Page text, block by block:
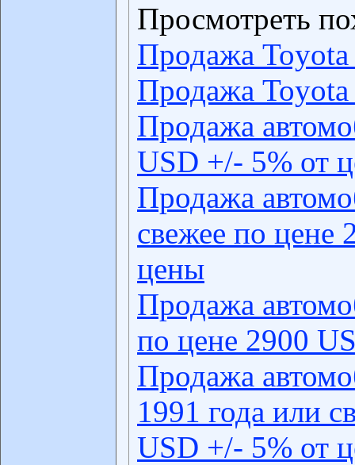
Просмотреть
Продажа
Продажа
Продажа
USD +/- 5% от
Продажа
свежее по цене
цены
Продажа
по цене 2900
Продажа
1991 года или
USD +/- 5% от